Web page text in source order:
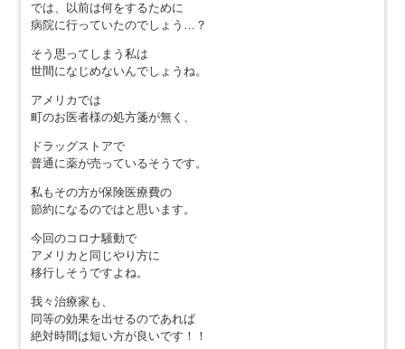
では、以前は何をするために
病院に行っていたのでしょう…？
そう思ってしまう私は
世間になじめないんでしょうね。
アメリカでは
町のお医者様の処方箋が無く、
ドラッグストアで
普通に薬が売っているそうです。
私もその方が保険医療費の
節約になるのではと思います。
今回のコロナ騒動で
アメリカと同じやり方に
移行しそうですよね。
我々治療家も、
同等の効果を出せるのであれば
絶対時間は短い方が良いです！！